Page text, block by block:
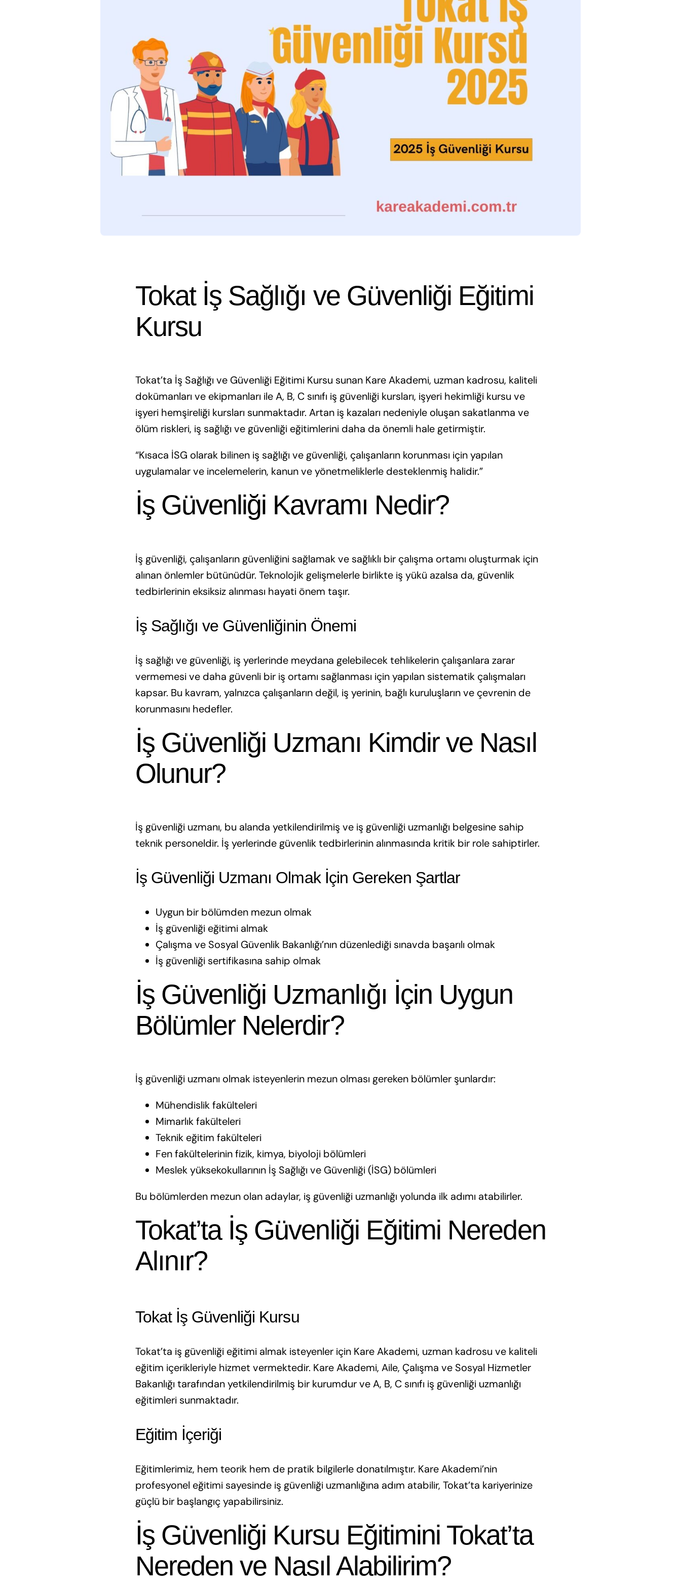
Tokat İş Sağlığı ve Güvenliği Eğitimi
Kursu
Tokat’ta İş Sağlığı ve Güvenliği Eğitimi Kursu sunan Kare Akademi, uzman kadrosu, kaliteli
dokümanları ve ekipmanları ile A, B, C sınıfı iş güvenliği kursları, işyeri hekimliği kursu ve
işyeri hemşireliği kursları sunmaktadır. Artan iş kazaları nedeniyle oluşan sakatlanma ve
ölüm riskleri, iş sağlığı ve güvenliği eğitimlerini daha da önemli hale getirmiştir.
“Kısaca İSG olarak bilinen iş sağlığı ve güvenliği, çalışanların korunması için yapılan
uygulamalar ve incelemelerin, kanun ve yönetmeliklerle desteklenmiş halidir.”
İş Güvenliği Kavramı Nedir?
İş güvenliği, çalışanların güvenliğini sağlamak ve sağlıklı bir çalışma ortamı oluşturmak için
alınan önlemler bütünüdür. Teknolojik gelişmelerle birlikte iş yükü azalsa da, güvenlik
tedbirlerinin eksiksiz alınması hayati önem taşır.
İş Sağlığı ve Güvenliğinin Önemi
İş sağlığı ve güvenliği, iş yerlerinde meydana gelebilecek tehlikelerin çalışanlara zarar
vermemesi ve daha güvenli bir iş ortamı sağlanması için yapılan sistematik çalışmaları
kapsar. Bu kavram, yalnızca çalışanların değil, iş yerinin, bağlı kuruluşların ve çevrenin de
korunmasını hedefler.
İş Güvenliği Uzmanı Kimdir ve Nasıl
Olunur?
İş güvenliği uzmanı, bu alanda yetkilendirilmiş ve iş güvenliği uzmanlığı belgesine sahip
teknik personeldir. İş yerlerinde güvenlik tedbirlerinin alınmasında kritik bir role sahiptirler.
İş Güvenliği Uzmanı Olmak İçin Gereken Şartlar
Uygun bir bölümden mezun olmak
İş güvenliği eğitimi almak
Çalışma ve Sosyal Güvenlik Bakanlığı’nın düzenlediği sınavda başarılı olmak
İş güvenliği sertifikasına sahip olmak
İş Güvenliği Uzmanlığı İçin Uygun
Bölümler Nelerdir?
İş güvenliği uzmanı olmak isteyenlerin mezun olması gereken bölümler şunlardır:
Mühendislik fakülteleri
Mimarlık fakülteleri
Teknik eğitim fakülteleri
Fen fakültelerinin fizik, kimya, biyoloji bölümleri
Meslek yüksekokullarının İş Sağlığı ve Güvenliği (İSG) bölümleri
Bu bölümlerden mezun olan adaylar, iş güvenliği uzmanlığı yolunda ilk adımı atabilirler.
Tokat’ta İş Güvenliği Eğitimi Nereden
Alınır?
Tokat İş Güvenliği Kursu
Tokat’ta iş güvenliği eğitimi almak isteyenler için Kare Akademi, uzman kadrosu ve kaliteli
eğitim içerikleriyle hizmet vermektedir. Kare Akademi, Aile, Çalışma ve Sosyal Hizmetler
Bakanlığı tarafından yetkilendirilmiş bir kurumdur ve A, B, C sınıfı iş güvenliği uzmanlığı
eğitimleri sunmaktadır.
Eğitim İçeriği
Eğitimlerimiz, hem teorik hem de pratik bilgilerle donatılmıştır. Kare Akademi’nin
profesyonel eğitimi sayesinde iş güvenliği uzmanlığına adım atabilir, Tokat’ta kariyerinize
güçlü bir başlangıç yapabilirsiniz.
İş Güvenliği Kursu Eğitimini Tokat’ta
Nereden ve Nasıl Alabilirim?